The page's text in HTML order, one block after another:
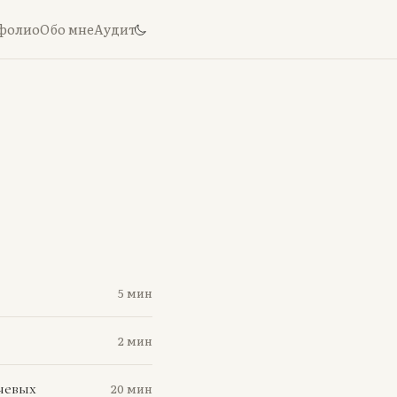
Обо мнеАудит
5 мин
2 мин
20 мин